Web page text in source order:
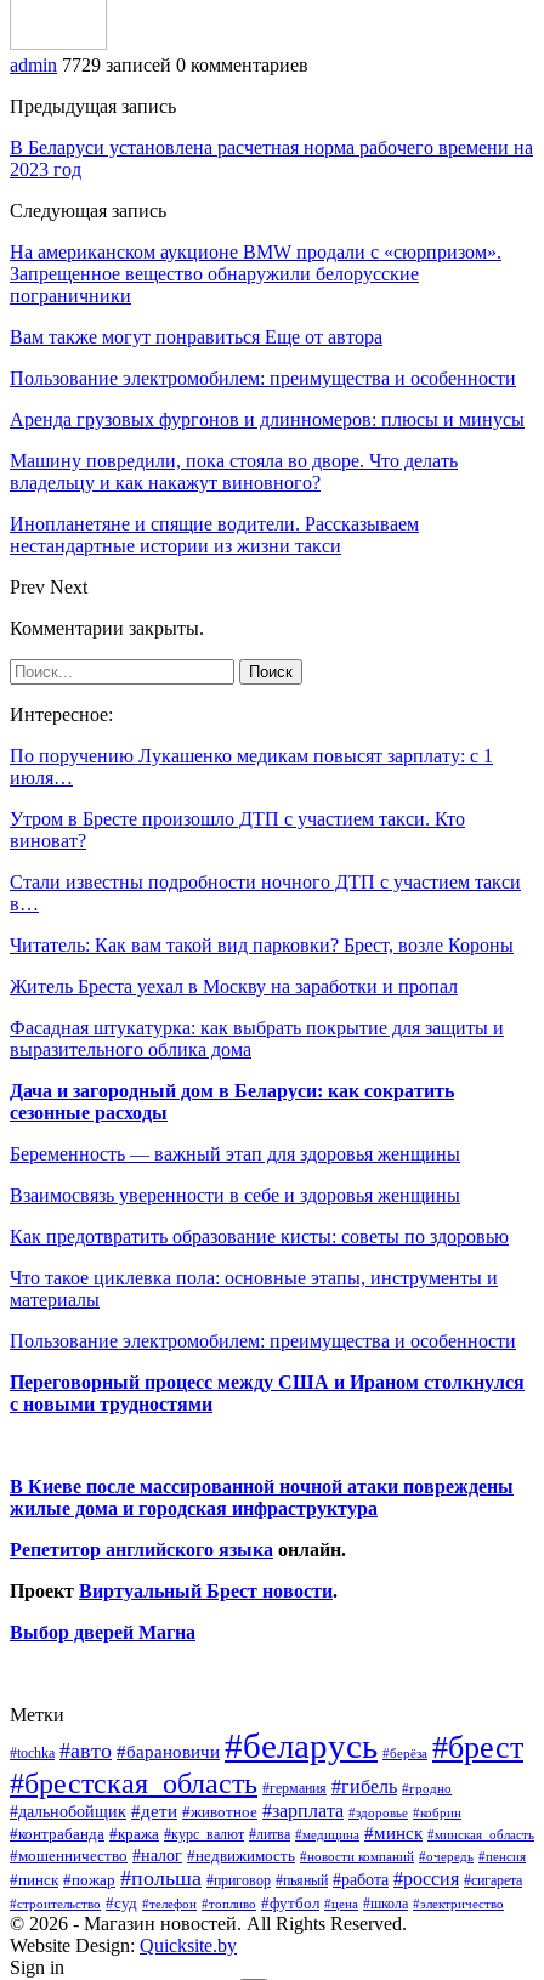
admin 7729 записей 0 комментариев
Предыдущая запись
В Беларуси установлена расчетная норма рабочего времени на
2023 год
Следующая запись
На американском аукционе BMW продали с «сюрпризом».
Запрещенное вещество обнаружили белорусские
пограничники
Вам также могут понравиться Еще от автора
Пользование электромобилем: преимущества и особенности
Аренда грузовых фургонов и длинномеров: плюсы и минусы
Машину повредили, пока стояла во дворе. Что делать
владельцу и как накажут виновного?
Инопланетяне и спящие водители. Рассказываем
нестандартные истории из жизни такси
Prev Next
Комментарии закрыты.
Интересное:
По поручению Лукашенко медикам повысят зарплату: с 1
июля…
Утром в Бресте произошло ДТП с участием такси. Кто
виноват?
Стали известны подробности ночного ДТП с участием такси
в…
Читатель: Как вам такой вид парковки? Брест, возле Короны
Житель Бреста уехал в Москву на заработки и пропал
Фасадная штукатурка: как выбрать покрытие для защиты и
выразительного облика дома
Дача и загородный дом в Беларуси: как сократить
сезонные расходы
Беременность — важный этап для здоровья женщины
Взаимосвязь уверенности в себе и здоровья женщины
Как предотвратить образование кисты: советы по здоровью
Что такое циклевка пола: основные этапы, инструменты и
материалы
Пользование электромобилем: преимущества и особенности
Переговорный процесс между США и Ираном столкнулся
с новыми трудностями
В Киеве после массированной ночной атаки повреждены
жилые дома и городская инфраструктура
Репетитор английского языка онлайн.
Проект Виртуальный Брест новости.
Выбор дверей Магна
Метки
#tochka #авто #барановичи #беларусь #берёза #брест
#брестская_область #германия #гибель #гродно
#дальнобойщик #дети #животное #зарплата #здоровье #кобрин
#контрабанда #кража #курс_валют #литва #медицина #минск #минская_область
#мошенничество #налог #недвижимость #новости компаний #очередь #пенсия
#пинск #пожар #польша #приговор #пьяный #работа #россия #сигарета
#строительство #суд #телефон #топливо #футбол #цена #школа #электричество
© 2026 - Магазин новостей. All Rights Reserved.
Website Design: Quicksite.by
Sign in